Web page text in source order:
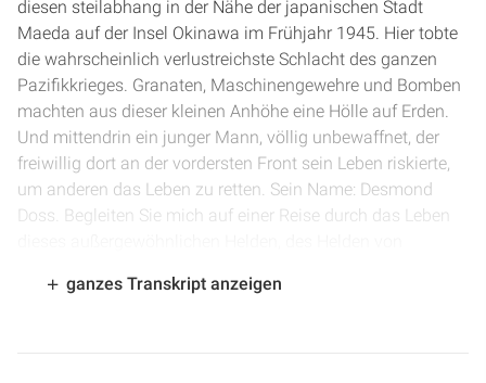
diesen steilabhang in der Nähe der japanischen Stadt
Maeda auf der Insel Okinawa im Frühjahr 1945. Hier tobte
die wahrscheinlich verlustreichste Schlacht des ganzen
Pazifikkrieges. Granaten, Maschinengewehre und Bomben
machten aus dieser kleinen Anhöhe eine Hölle auf Erden.
Und mittendrin ein junger Mann, völlig unbewaffnet, der
freiwillig dort an der vordersten Front sein Leben riskierte,
um anderen das Leben zu retten. Sein Name: Desmond
Doss. Begleiten Sie mich auf einer Reise durch das Leben
ganzes Transkript anzeigen